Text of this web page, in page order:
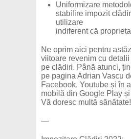
Uniformizare
stabilire impozit
utilizare
indiferent că
Ne oprim aici pentru
viitoare revenim cu
pe clădiri. Până atunci,
pe pagina Adrian Vascu
Facebook, Youtube și în
mobilă din Google Play
Vă doresc multă sănătate!
—